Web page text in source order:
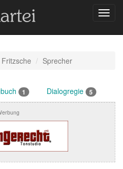
Sprecher
1 Dialogregie 5